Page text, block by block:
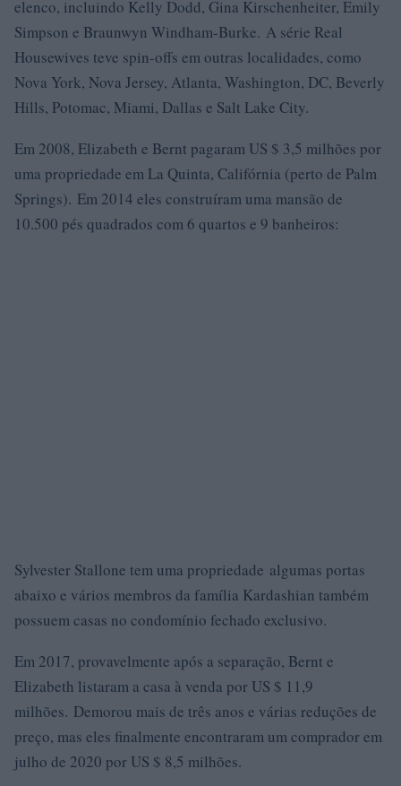
elenco, incluindo Kelly Dodd, Gina Kirschenheiter, Emily
Simpson e Braunwyn Windham-Burke. A série Real
Housewives teve spin-offs em outras localidades, como
Nova York, Nova Jersey, Atlanta, Washington, DC, Beverly
Hills, Potomac, Miami, Dallas e Salt Lake City.
Em 2008, Elizabeth e Bernt pagaram US $ 3,5 milhões por
uma propriedade em La Quinta, Califórnia (perto de Palm
Springs). Em 2014 eles construíram uma mansão de
10.500 pés quadrados com 6 quartos e 9 banheiros:
Sylvester Stallone tem uma propriedade algumas portas
abaixo e vários membros da família Kardashian também
possuem casas no condomínio fechado exclusivo.
Em 2017, provavelmente após a separação, Bernt e
Elizabeth listaram a casa à venda por US $ 11,9
milhões. Demorou mais de três anos e várias reduções de
preço, mas eles finalmente encontraram um comprador em
julho de 2020 por US $ 8,5 milhões.